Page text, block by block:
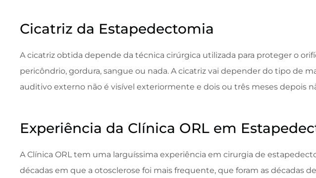
Cicatriz da Estapedectomia
A cicatriz obtida depende da técnica cirúrgica utilizada para proteger o
pericôndrio, gordura, sangue ou nada. A cicatriz vai depender do tipo de
auditivo externo não é visível exteriormente e dois ou três meses depois
Experiência da Clínica ORL em
A Clínica ORL tem uma larguíssima experiência em cirurgia de
décadas em que a otosclerose foi mais frequente, que foram as décadas